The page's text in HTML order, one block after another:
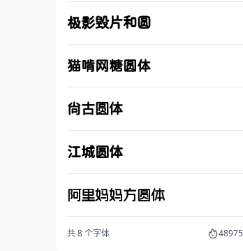
极影毁片和圆
猫啃网糖圆体
尚古圆体
江城圆体
阿里妈妈方圆体
共 8 个字体 48975